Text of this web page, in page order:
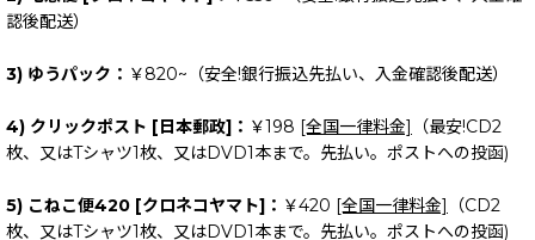
認後配送）
3) ゆうパック： ￥820~（安全!銀行振込先払い、入金確認後配送）
4) クリックポスト [日本郵政]： ￥198 [全国一律料金]
（最安!CD2
枚、又はTシャツ1枚、又はDVD1本まで。先払い。ポストへの投函)
5) こねこ便420 [クロネコヤマト]： ￥420 [全国一律料金]
（CD2
枚、又はTシャツ1枚、又はDVD1本まで。先払い。ポストへの投函)